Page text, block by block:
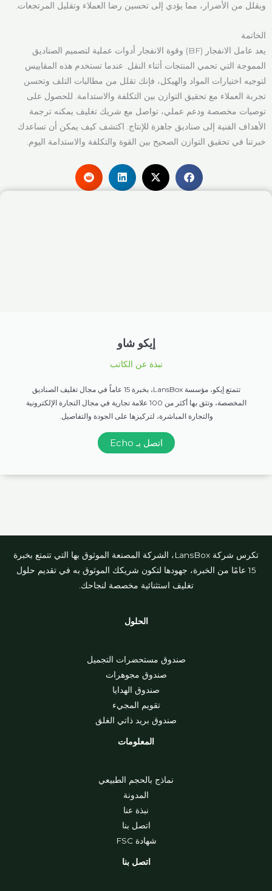
ويقلل من الأضرار، مما يؤدي إلى تحسين رضا العملاء وتقليل المرتجعات.
الخاتمة
يعد عامل الانفجار (BF) وقوة الانفجار أدوات عملية لتصميم الصناديق
المموجة التي تحمي المنتجات أثناء النقل. عندما تستخدم هذه المقاييس
لتوجيه اختيارات المواد والهيكل، فإنك تقلل من مطالبات التلف وتحسن
تجربة العملاء مع تحقيق التوازن بين التكلفة والاستدامة. للحصول على
توصيات مخصصة ودعم عملي، تواصل مع شريك تغليف يمكنه ترجمة
الأهداف الفنية إلى صناديق جاهزة للإنتاج. اكتشف كيف يمكن أن تساعدك
خبرتنا في تحقيق التوازن الصحيح بين القوة والتكلفة والاستدامة اليوم.
إيكو شاو
نبذة عن الكاتب
تتمتع إيكو، مؤسسة LansBox، بخبرة 15 عاماً في مجال تغليف الصناديق
المخصصة، وتثق بها أكثر من 100 علامة تجارية في مجال التجارة الإلكترونية
والتجارة المباشرة، لتركيزها على الجودة والتفاصيل.
اتصل بـ Echo
تكرس شركة LansBox، الشركة المصنعة الموثوق بها التي تتمتع بخبرة
15 عامًا من الخبرة، جهودها لتكون شريكك الموثوق به في تقديم حلول
تغليف استثنائية مخصصة لنجاحك.
الحلول
صندوق مستحضرات التجميل
صندوق مجوهرات
صندوق الهدايا
تقويم المجيء
صندوق بريد ذاتي الغلق
المعلومات
نماذج بالحجم الطبيعي
المدونة
نبذة عنا
اتصل بنا
شهادة FSC
اتصل بنا